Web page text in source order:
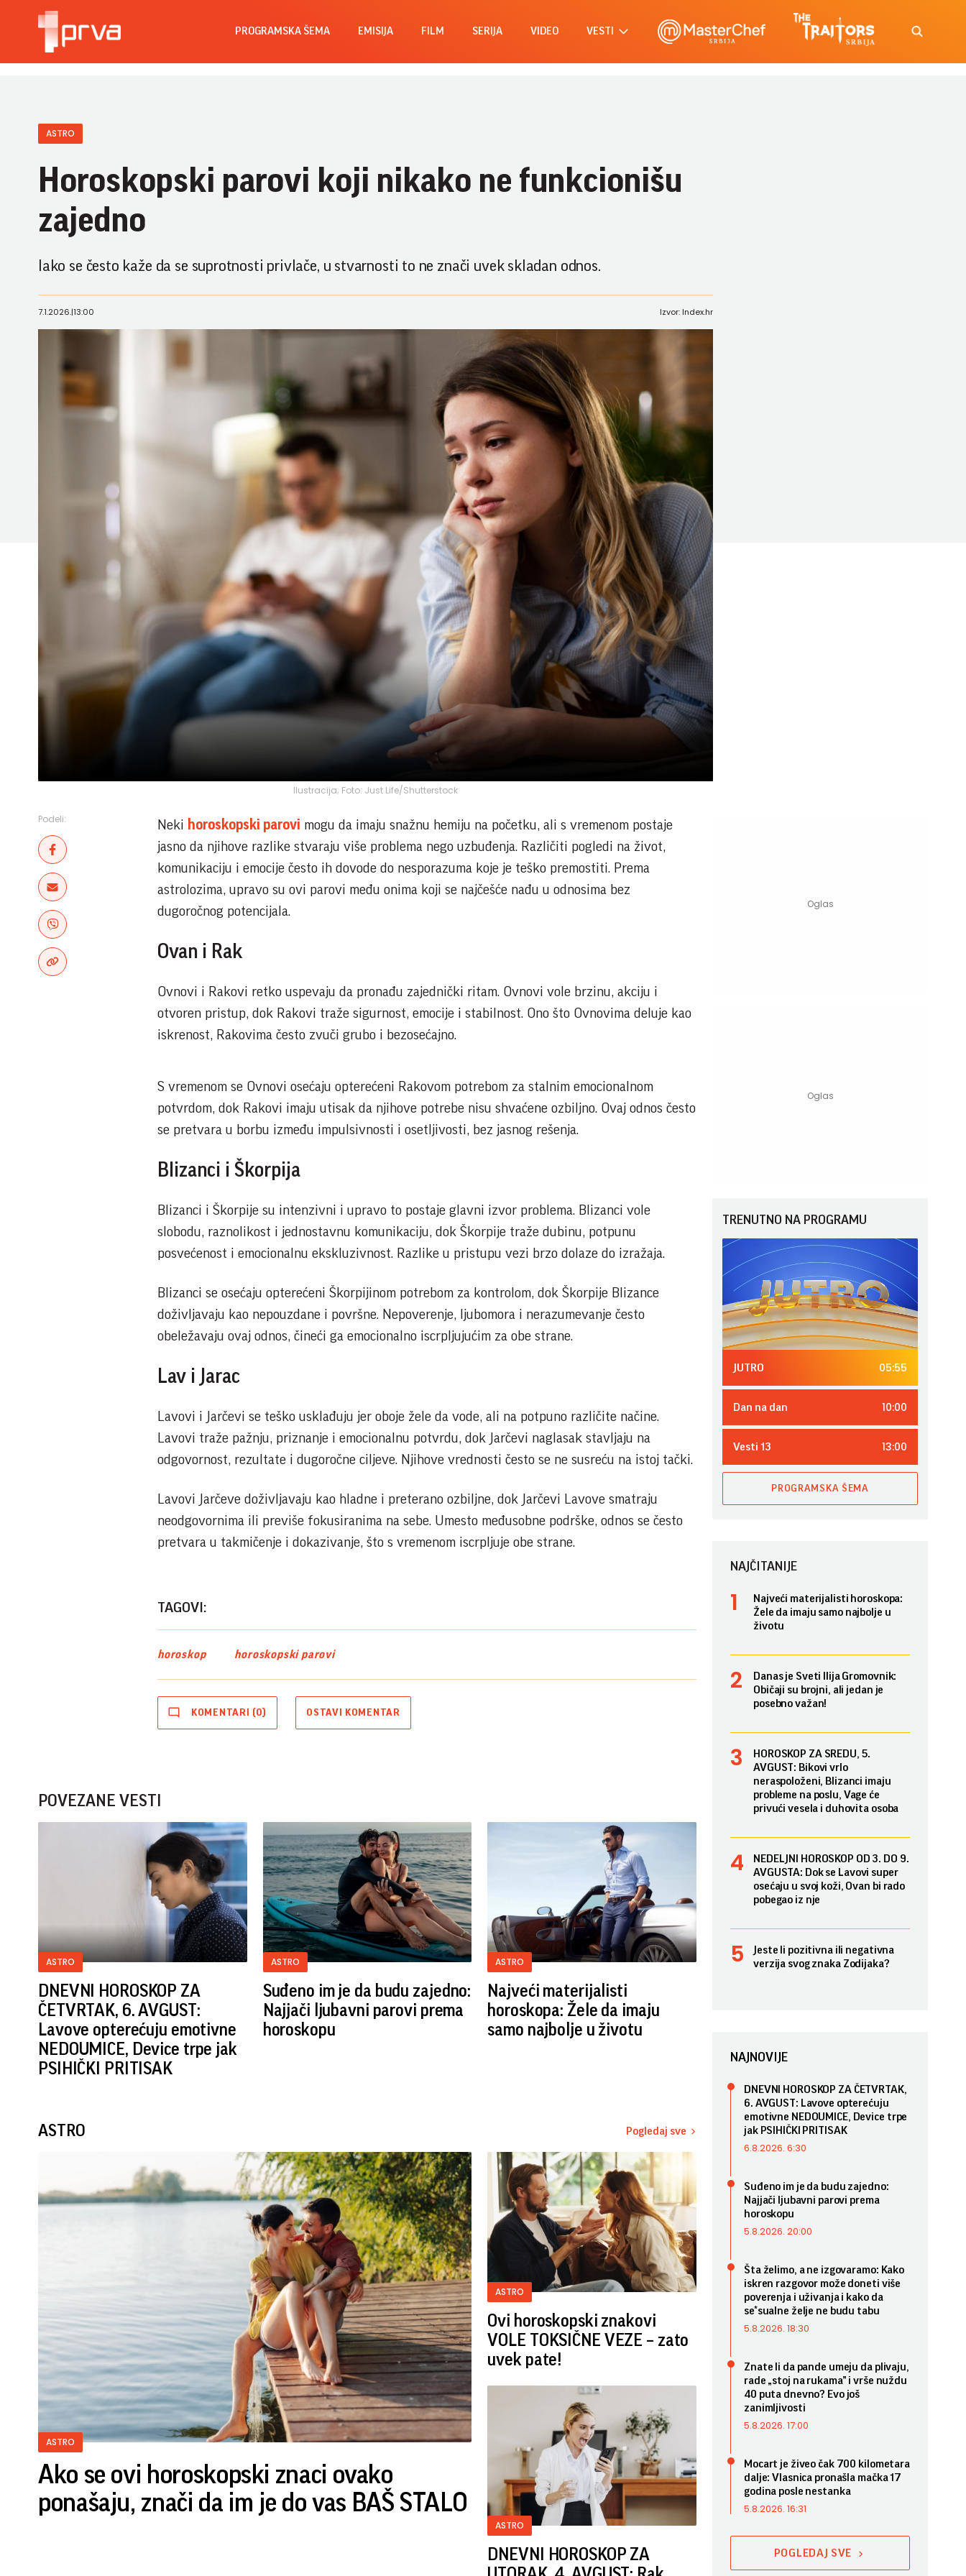
PROGRAMSKA ŠEMA EMISIJA FILM SERIJA VIDEO VESTI
ASTRO
Horoskopski parovi koji nikako ne funkcionišu
zajedno
Iako se često kaže da se suprotnosti privlače, u stvarnosti to ne znači uvek skladan odnos.
Ilustracija; Foto: Just Life/Shutterstock
7.1.2026.|13:00 Izvor: Index.hr
Podeli: Neki horoskopski parovi mogu da imaju snažnu hemiju na početku, ali s vremenom postaje
jasno da njihove razlike stvaraju više problema nego uzbuđenja. Različiti pogledi na život,
komunikaciju i emocije često ih dovode do nesporazuma koje je teško premostiti. Prema
astrolozima, upravo su ovi parovi među onima koji se najčešće nađu u odnosima bez
dugoročnog potencijala.
Ovan i Rak
Ovnovi i Rakovi retko uspevaju da pronađu zajednički ritam. Ovnovi vole brzinu, akciju i
otvoren pristup, dok Rakovi traže sigurnost, emocije i stabilnost. Ono što Ovnovima deluje kao
iskrenost, Rakovima često zvuči grubo i bezosećajno.
S vremenom se Ovnovi osećaju opterećeni Rakovom potrebom za stalnim emocionalnom
potvrdom, dok Rakovi imaju utisak da njihove potrebe nisu shvaćene ozbiljno. Ovaj odnos često
se pretvara u borbu između impulsivnosti i osetljivosti, bez jasnog rešenja.
Blizanci i Škorpija
Blizanci i Škorpije su intenzivni i upravo to postaje glavni izvor problema. Blizanci vole
slobodu, raznolikost i jednostavnu komunikaciju, dok Škorpije traže dubinu, potpunu
posvećenost i emocionalnu ekskluzivnost. Razlike u pristupu vezi brzo dolaze do izražaja.
Blizanci se osećaju opterećeni Škorpijinom potrebom za kontrolom, dok Škorpije Blizance
doživljavaju kao nepouzdane i površne. Nepoverenje, ljubomora i nerazumevanje često
obeležavaju ovaj odnos, čineći ga emocionalno iscrpljujućim za obe strane.
Lav i Jarac
Lavovi i Jarčevi se teško usklađuju jer oboje žele da vode, ali na potpuno različite načine.
Lavovi traže pažnju, priznanje i emocionalnu potvrdu, dok Jarčevi naglasak stavljaju na
odgovornost, rezultate i dugoročne ciljeve. Njihove vrednosti često se ne susreću na istoj tački.
Lavovi Jarčeve doživljavaju kao hladne i preterano ozbiljne, dok Jarčevi Lavove smatraju
neodgovornima ili previše fokusiranima na sebe. Umesto međusobne podrške, odnos se često
pretvara u takmičenje i dokazivanje, što s vremenom iscrpljuje obe strane.
TAGOVI:
horoskop horoskopski parovi
KOMENTARI (0) OSTAVI KOMENTAR
POVEZANE VESTI
ASTRO
DNEVNI HOROSKOP ZA
ČETVRTAK, 6. AVGUST:
Lavove opterećuju emotivne
NEDOUMICE, Device trpe jak
PSIHIČKI PRITISAK
ASTRO
Suđeno im je da budu zajedno:
Najjači ljubavni parovi prema
horoskopu
ASTRO
Najveći materijalisti
horoskopa: Žele da imaju
samo najbolje u životu
ASTRO Pogledaj sve
ASTRO
Ako se ovi horoskopski znaci ovako
ponašaju, znači da im je do vas BAŠ STALO
ASTRO
Ovi horoskopski znakovi
VOLE TOKSIČNE VEZE – zato
uvek pate!
ASTRO
DNEVNI HOROSKOP ZA
TRENUTNO NA PROGRAMU
JUTRO 05:55
Dan na dan 10:00
Vesti 13 13:00
PROGRAMSKA ŠEMA
NAJČITANIJE
Najveći materijalisti horoskopa:
Žele da imaju samo najbolje u
životu
Danas je Sveti Ilija Gromovnik:
Običaji su brojni, ali jedan je
posebno važan!
HOROSKOP ZA SREDU, 5.
AVGUST: Bikovi vrlo
neraspoloženi, Blizanci imaju
probleme na poslu, Vage će
privući vesela i duhovita osoba
NEDELJNI HOROSKOP OD 3. DO 9.
AVGUSTA: Dok se Lavovi super
osećaju u svoj koži, Ovan bi rado
pobegao iz nje
Jeste li pozitivna ili negativna
verzija svog znaka Zodijaka?
NAJNOVIJE
DNEVNI HOROSKOP ZA ČETVRTAK,
6. AVGUST: Lavove opterećuju
emotivne NEDOUMICE, Device trpe
jak PSIHIČKI PRITISAK
6.8.2026. 6:30
Suđeno im je da budu zajedno:
Najjači ljubavni parovi prema
horoskopu
5.8.2026. 20:00
Šta želimo, a ne izgovaramo: Kako
iskren razgovor može doneti više
poverenja i uživanja i kako da
se*sualne želje ne budu tabu
5.8.2026. 18:30
Znate li da pande umeju da plivaju,
rade „stoj na rukama” i vrše nuždu
40 puta dnevno? Evo još
zanimljivosti
5.8.2026. 17:00
Mocart je živeo čak 700 kilometara
dalje: Vlasnica pronašla mačka 17
godina posle nestanka
5.8.2026. 16:31
POGLEDAJ SVE